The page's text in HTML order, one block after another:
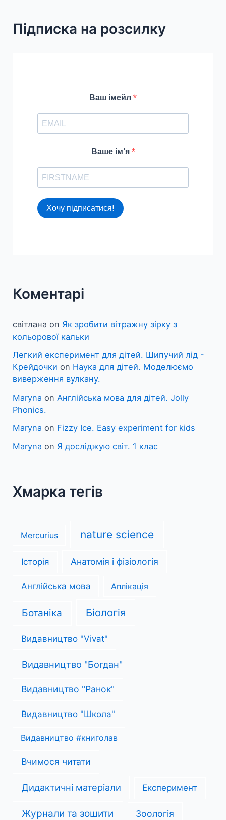
cПідписка на розсилку
Ваш імейл
Ваше ім'я
Хочу підписатися!
Коментарі
світлана on Як зробити вітражну зірку з
кольорової кальки
Легкий експеримент для дітей. Шипучий лід -
Крейдочки on Наука для дітей. Моделюємо
виверження вулкану.
Maryna on Англійська мова для дітей. Jolly
Phonics.
Maryna on Fizzy Ice. Easy experiment for kids
Maryna on Я досліджую світ. 1 клас
Хмарка тегів
Mercurius nature science
Історія Анатомія і фізіологія
Англійська мова Аплікація
Ботаніка Біологія
Видавництво "Vivat"
Видавництво "Богдан"
Видавництво "Ранок"
Видавництво "Школа"
Видавництво #книголав
Вчимося читати
Дидактичні матеріали Експеримент
Журнали та зошити Зоологія